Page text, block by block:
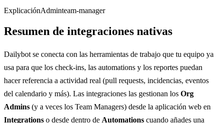
ExplicaciónAdminteam-manager
Resumen de integraciones nativas
Dailybot se conecta con las herramientas de trabajo que tu equipo ya
usa para que los check-ins, las automations y los reportes puedan
hacer referencia a actividad real (pull requests, incidencias, eventos
del calendario y más). Las integraciones las gestionan los Org
Admins (y a veces los Team Managers) desde la aplicación web en
Integrations o desde dentro de Automations cuando añades una